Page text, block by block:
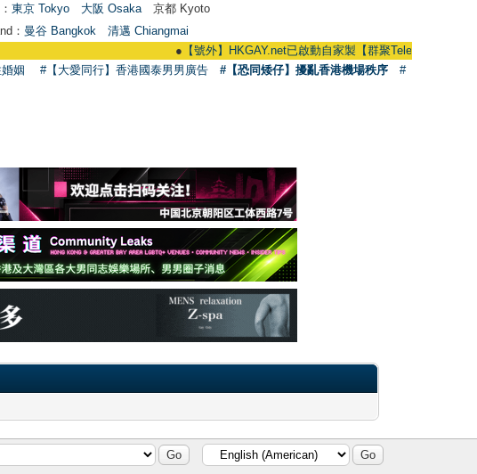
東京 Tokyo 大阪 Osaka 京都 Kyoto
： 曼谷 Bangkok
清邁 Chiangmai
【號外】HKGAY.net已啟動自家製【群聚Telegram群組】
姻 #【大愛同行】香港國泰男男廣告 #【恐同矮仔】擾亂香港機場秩序
#